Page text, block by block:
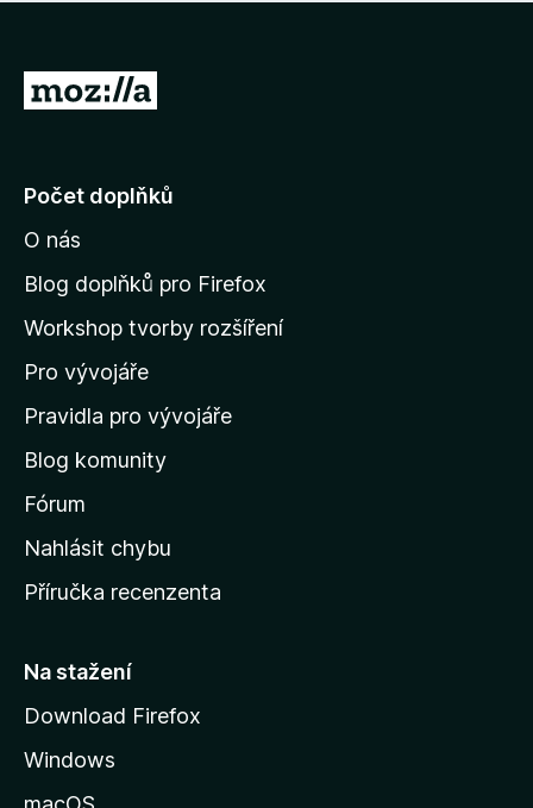
5
P
j
t
n
d
o
m
v
s
k
u
t
á
n
Počet doplňků
O nás
Blog doplňků pro Firefox
Workshop tvorby rozšíření
Pro vývojáře
Pravidla pro vývojáře
Blog komunity
Fórum
Nahlásit chybu
Příručka recenzenta
Na stažení
Download Firefox
Windows